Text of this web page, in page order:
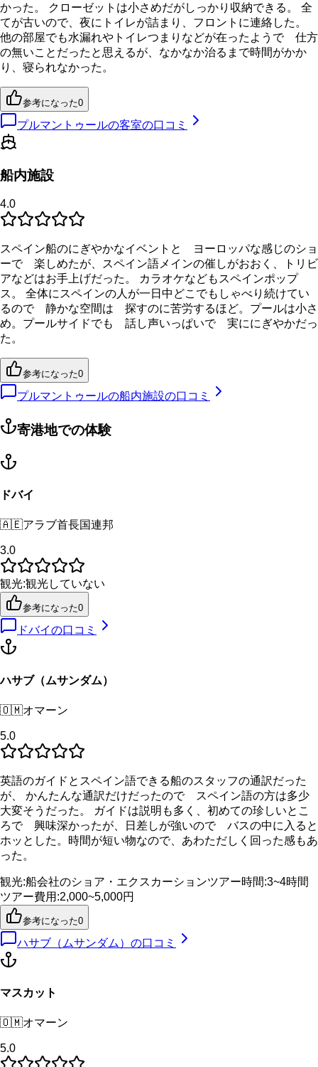
かった。 クローゼットは小さめだがしっかり収納できる。 全
てが古いので、夜にトイレが詰まり、フロントに連絡した。
他の部屋でも水漏れやトイレつまりなどが在ったようで 仕方
の無いことだったと思えるが、なかなか治るまで時間がかか
り、寝られなかった。
参考になった0
プルマントゥールの客室の口コミ
船内施設
4.0
スペイン船のにぎやかなイベントと ヨーロッパな感じのショ
ーで 楽しめたが、スペイン語メインの催しがおおく、トリビ
アなどはお手上げだった。 カラオケなどもスペインポップ
ス。 全体にスペインの人が一日中どこでもしゃべり続けてい
るので 静かな空間は 探すのに苦労するほど。プールは小さ
め。プールサイドでも 話し声いっぱいで 実ににぎやかだっ
た。
参考になった0
プルマントゥールの船内施設の口コミ
寄港地での体験
ドバイ
🇦🇪アラブ首長国連邦
3.0
観光:観光していない
参考になった0
ドバイの口コミ
ハサブ（ムサンダム）
🇴🇲オマーン
5.0
英語のガイドとスペイン語できる船のスタッフの通訳だった
が、 かんたんな通訳だけだったので スペイン語の方は多少
大変そうだった。 ガイドは説明も多く、初めての珍しいとこ
ろで 興味深かったが、日差しが強いので バスの中に入ると
ホッとした。時間が短い物なので、あわただしく回った感もあ
った。
観光:船会社のショア・エクスカーションツアー時間:3~4時間
ツアー費用 :2,000~5,000円
参考になった0
ハサブ（ムサンダム） の口コミ
マスカット
🇴🇲オマーン
5.0